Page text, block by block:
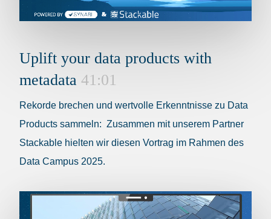
Uplift your data products with
metadata 41:01
Rekorde brechen und wertvolle Erkenntnisse zu Data
Products sammeln: Zusammen mit unserem Partner
Stackable hielten wir diesen Vortrag im Rahmen des
Data Campus 2025.
Play Video